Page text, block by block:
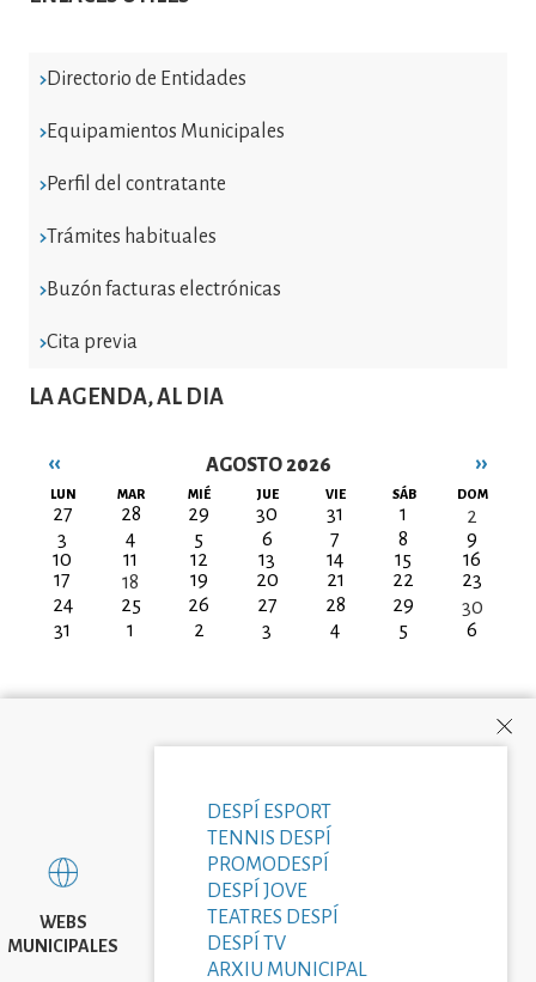
Directorio de Entidades
Equipamientos Municipales
Perfil del contratante
Trámites habituales
Buzón facturas electrónicas
Cita previa
LA AGENDA, AL DIA
AGOSTO 2026
Paginación
‹‹ ››
LUN MAR MIÉ JUE VIE SÁB DOM
27 28 29 30 31 1
2
3
4 5 6 7 8
9
10
11 12 13 14 15
16
17
18 19 20 21 22
23
24
25 26 27 28 29
30
31
1 2 3 4 5 6
WEBS
MUNICIPALES
DESPÍ ESPORT
TENNIS DESPÍ
PROMODESPÍ
DESPÍ JOVE
TEATRES DESPÍ
DESPÍ TV
ARXIU MUNICIPAL